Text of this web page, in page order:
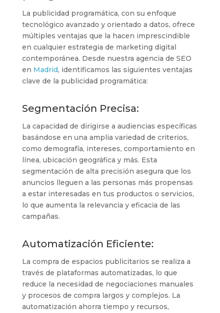
La publicidad programática, con su enfoque
tecnológico avanzado y orientado a datos, ofrece
múltiples ventajas que la hacen imprescindible
en cualquier estrategia de marketing digital
contemporánea. Desde nuestra agencia de SEO
en Madrid, identificamos las siguientes ventajas
clave de la publicidad programática:
Segmentación Precisa:
La capacidad de dirigirse a audiencias específicas
basándose en una amplia variedad de criterios,
como demografía, intereses, comportamiento en
línea, ubicación geográfica y más. Esta
segmentación de alta precisión asegura que los
anuncios lleguen a las personas más propensas
a estar interesadas en tus productos o servicios,
lo que aumenta la relevancia y eficacia de las
campañas.
Automatización Eficiente:
La compra de espacios publicitarios se realiza a
través de plataformas automatizadas, lo que
reduce la necesidad de negociaciones manuales
y procesos de compra largos y complejos. La
automatización ahorra tiempo y recursos,